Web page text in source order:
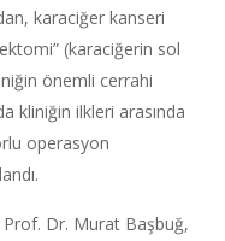
karaciğer kanseri
(karaciğerin sol
önemli cerrahi
kliniğin ilkleri arasında
operasyon
Prof. Dr. Murat Başbuğ,